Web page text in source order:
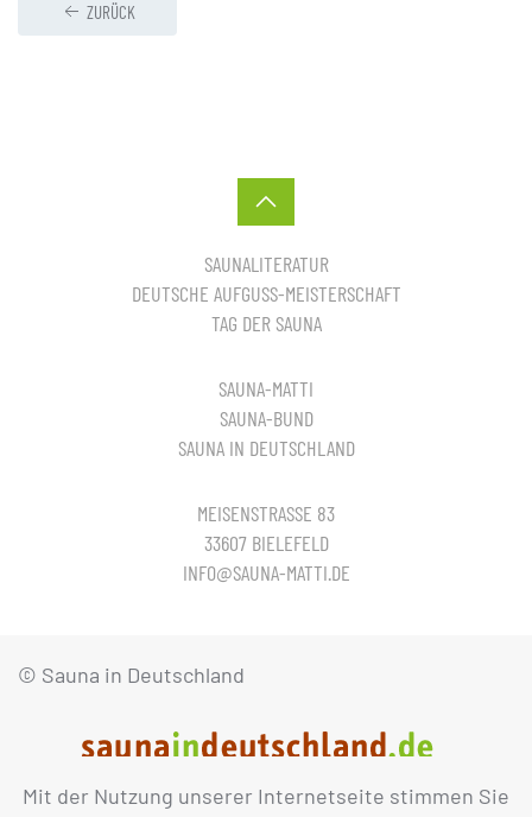
Mit der Nutzung unserer Internetseite stimmen Sie
ZURÜCK
SAUNALITERATUR
DEUTSCHE AUFGUSS-MEISTERSCHAFT
TAG DER SAUNA
SAUNA-MATTI
SAUNA-BUND
SAUNA IN DEUTSCHLAND
MEISENSTRASSE 83
33607 BIELEFELD
INFO@SAUNA-MATTI.DE
© Sauna in Deutschland